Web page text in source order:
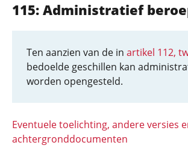
115: Administratief
Ten aanzien van de in artikel 112,
bedoelde geschillen kan
worden opengesteld.
Eventuele toelichting, andere versies
achtergronddocumenten